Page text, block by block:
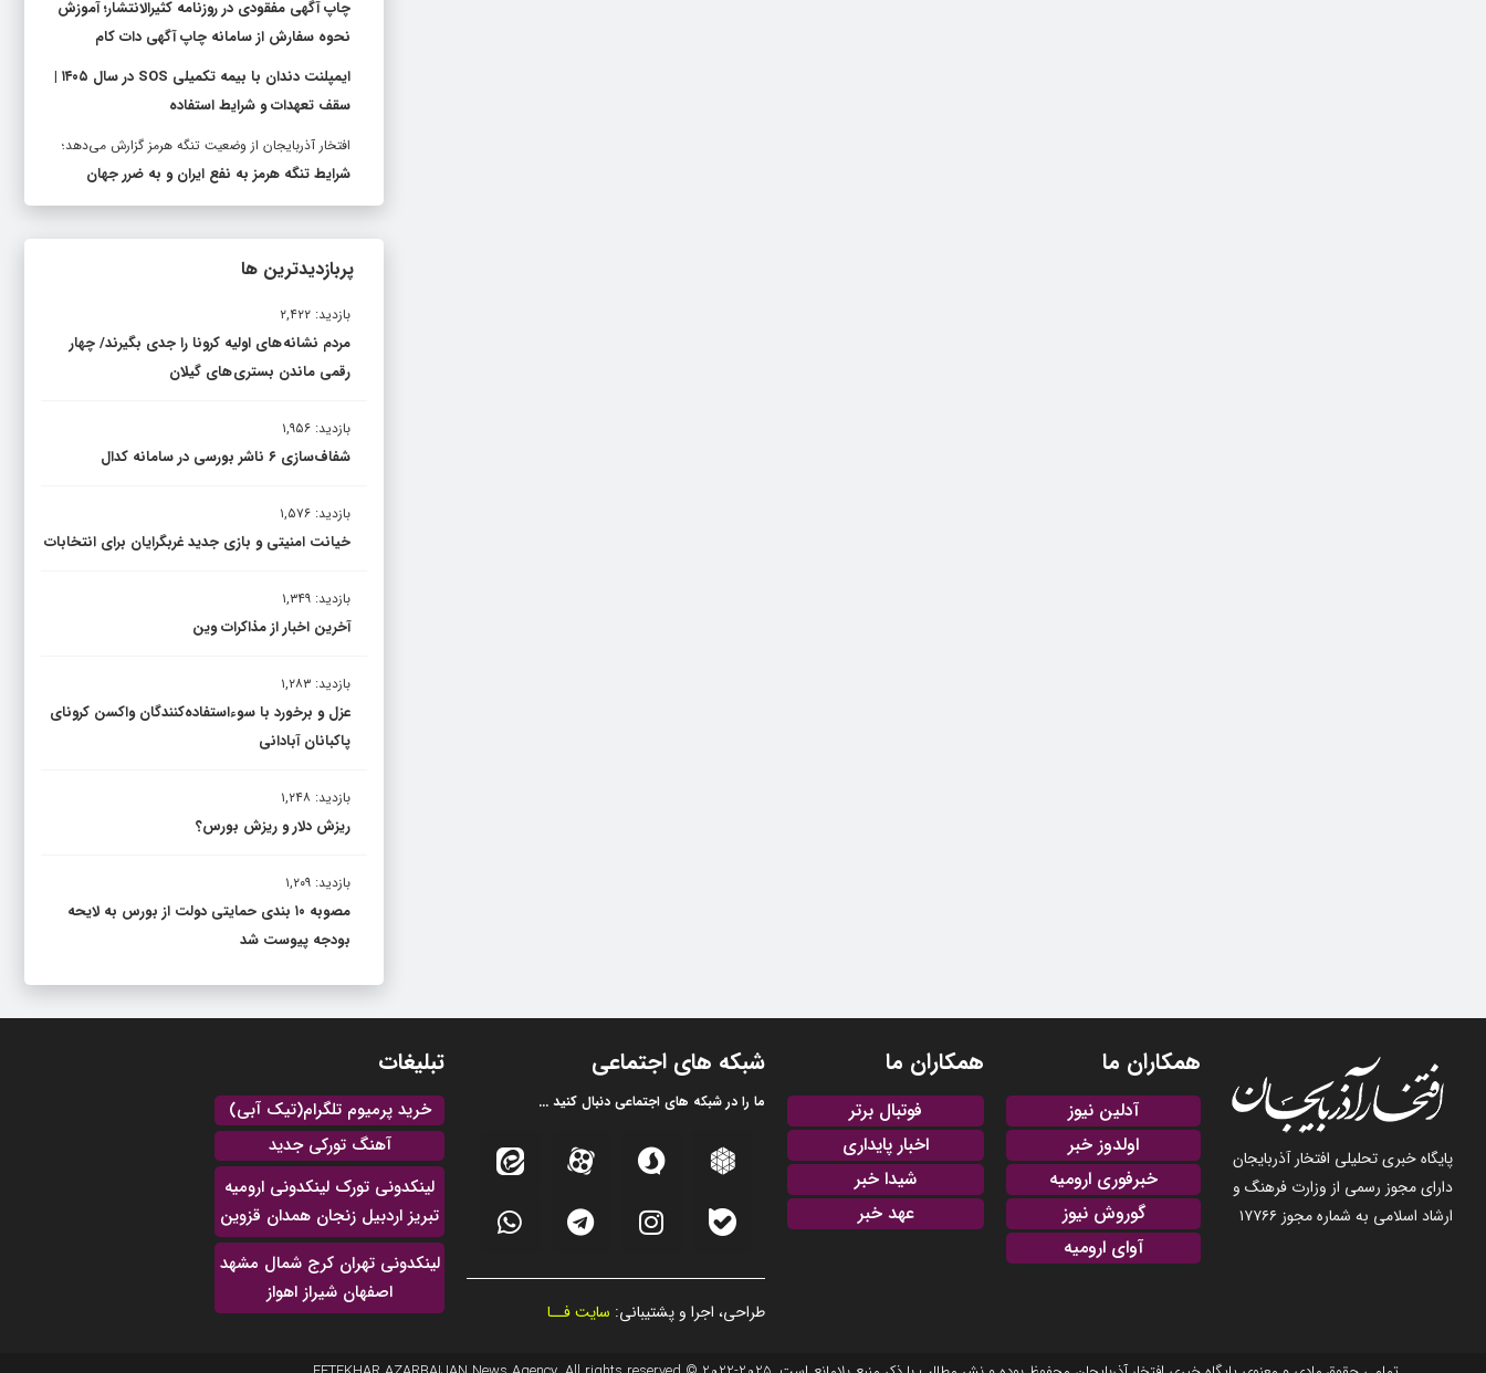
چاپ آگهی مفقودی در روزنامه کثیرالانتشار؛ آموزش
نحوه سفارش از سامانه چاپ آگهی دات کام
ایمپلنت دندان با بیمه تکمیلی SOS در سال ۱۴۰۵ |
سقف تعهدات و شرایط استفاده
افتخار آذربایجان از وضعیت تنگه هرمز گزارش می‌دهد؛
شرایط تنگه هرمز به نفع ایران و به ضرر جهان
پربازدیدترین ها
بازدید: ۲,۴۲۲
مردم نشانه های اولیه کرونا را جدی بگیرند/ چهار
رقمی ماندن بستری های گیلان
بازدید: ۱,۹۵۶
شفاف‌سازی ۶ ناشر بورسی در سامانه کدال
بازدید: ۱,۵۷۶
خیانت امنیتی و بازی جدید غربگرایان برای انتخابات
بازدید: ۱,۳۴۹
آخرین اخبار از مذاکرات وین
بازدید: ۱,۲۸۳
عزل و برخورد با سوءاستفاده‌کنندگان واکسن کرونای
پاکبانان آبادانی
بازدید: ۱,۲۴۸
ریزش دلار و ریزش بورس؟
بازدید: ۱,۲۰۹
مصوبه ۱۰ بندی حمایتی دولت از بورس به لایحه
بودجه پیوست شد
پایگاه خبری تحلیلی افتخار آذربایجان
دارای مجوز رسمی از وزارت فرهنگ و
ارشاد اسلامی به شماره مجوز ۱۷۷۶۶
همکاران ما
آدلین نیوز
اولدوز خبر
خبرفوری ارومیه
گوروش نیوز
آوای ارومیه
همکاران ما
فوتبال برتر
اخبار پایداری
شیدا خبر
عهد خبر
شبکه های اجتماعی
ما را در شبکه های اجتماعی دنبال کنید ...
طراحی، اجرا و پشتیبانی: سایت فــا
تبلیغات
خرید پرمیوم تلگرام(تیک آبی)
آهنگ تورکی جدید
لینکدونی تورک لینکدونی ارومیه
تبریز اردبیل زنجان همدان قزوین
لینکدونی تهران کرج شمال مشهد
اصفهان شیراز اهواز